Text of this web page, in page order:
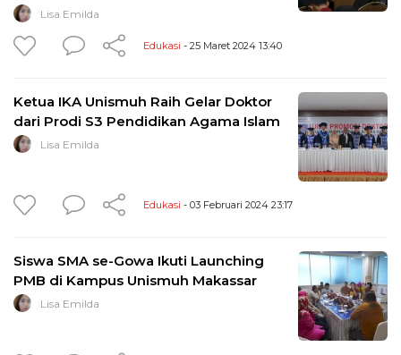
Lisa Emilda
Edukasi - 25 Maret 2024 13:40
Ketua IKA Unismuh Raih Gelar Doktor
dari Prodi S3 Pendidikan Agama Islam
Lisa Emilda
Edukasi - 03 Februari 2024 23:17
Siswa SMA se-Gowa Ikuti Launching
PMB di Kampus Unismuh Makassar
Lisa Emilda